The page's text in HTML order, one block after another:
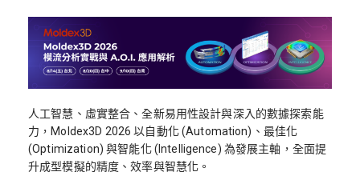
人工智慧、虛實整合、全新易用性設計與深入的數據探索能
力，Moldex3D 2026 以自動化 (Automation)、最佳化
(Optimization) 與智能化 (Intelligence) 為發展主軸，全面提
升成型模擬的精度、效率與智慧化。